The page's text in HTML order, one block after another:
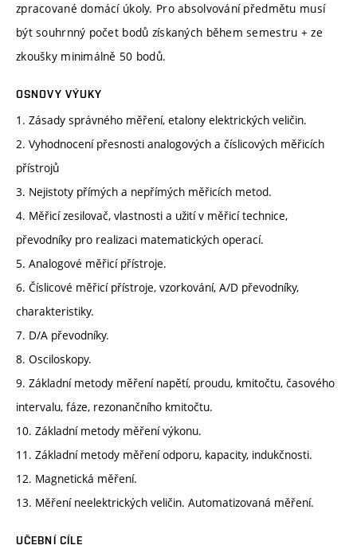
zpracované domácí úkoly. Pro absolvování předmětu musí
být souhrnný počet bodů získaných během semestru + ze
zkoušky minimálně 50 bodů.
OSNOVY VÝUKY
1. Zásady správného měření, etalony elektrických veličin.
2. Vyhodnocení přesnosti analogových a číslicových měřicích
přístrojů
3. Nejistoty přímých a nepřímých měřicích metod.
4. Měřicí zesilovač, vlastnosti a užití v měřicí technice,
převodníky pro realizaci matematických operací.
5. Analogové měřicí přístroje.
6. Číslicové měřicí přístroje, vzorkování, A/D převodníky,
charakteristiky.
7. D/A převodníky.
8. Osciloskopy.
9. Základní metody měření napětí, proudu, kmitočtu, časového
intervalu, fáze, rezonančního kmitočtu.
10. Základní metody měření výkonu.
11. Základní metody měření odporu, kapacity, indukčnosti.
12. Magnetická měření.
13. Měření neelektrických veličin. Automatizovaná měření.
UČEBNÍ CÍLE